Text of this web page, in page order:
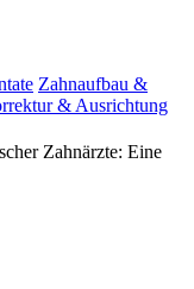
Zahnaufbau &
& Ausrichtung
Zahnärzte: Eine